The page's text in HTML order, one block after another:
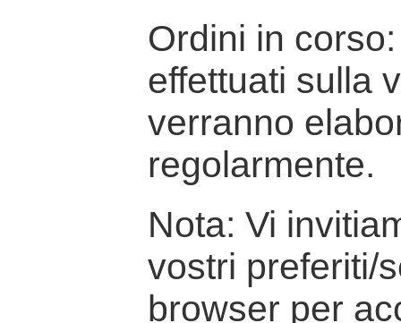
Ordini in
effettuati sulla
verranno
regolarmente.
Nota: Vi
vostri preferiti/
browser per